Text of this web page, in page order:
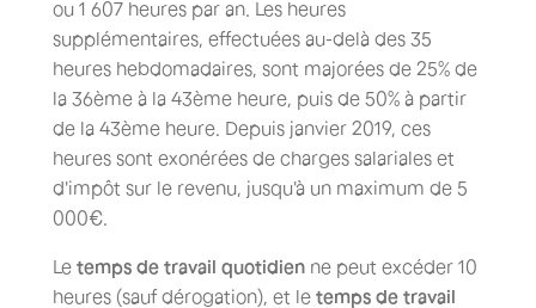
ou 1 607 heures par an. Les heures
supplémentaires, effectuées au-delà des 35
heures hebdomadaires, sont majorées de 25% de
la 36ème à la 43ème heure, puis de 50% à partir
de la 43ème heure. Depuis janvier 2019, ces
heures sont exonérées de charges salariales et
d'impôt sur le revenu, jusqu'à un maximum de 5
000€.
Le temps de travail quotidien ne peut excéder 10
heures (sauf dérogation), et le temps de travail